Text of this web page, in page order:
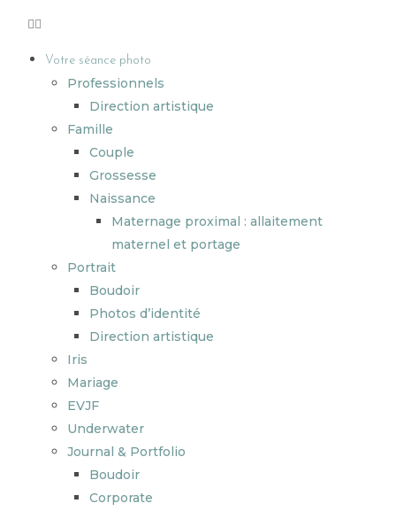
Votre séance photo
Professionnels
Direction artistique
Famille
Couple
Grossesse
Naissance
Maternage proximal : allaitement
maternel et portage
Portrait
Boudoir
Photos d’identité
Direction artistique
Iris
Mariage
EVJF
Underwater
Journal & Portfolio
Boudoir
Corporate